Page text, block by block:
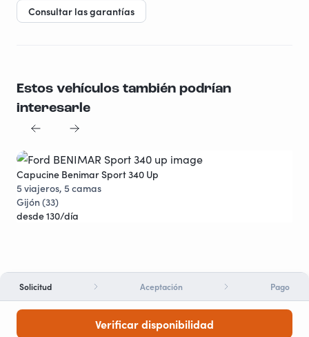
Consultar las garantías
Estos vehículos también podrían
interesarle
Descuentos
Capucine Benimar Sport 340 Up
5 viajeros, 5 camas
Gijón (33)
desde 130/día
Solicitud Aceptación Pago
Verificar disponibilidad